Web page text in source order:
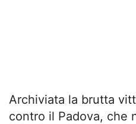
Archiviata la brutta
contro il Padova, che